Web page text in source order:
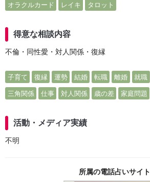
オラクルカード レイキ タロット
得意な相談内容
不倫・同性愛・対人関係・復縁
子育て 復縁 運勢 結婚 転職 離婚 就職
三角関係 仕事 対人関係 歳の差 家庭問題
活動・メディア実績
不明
所属の電話占いサイト